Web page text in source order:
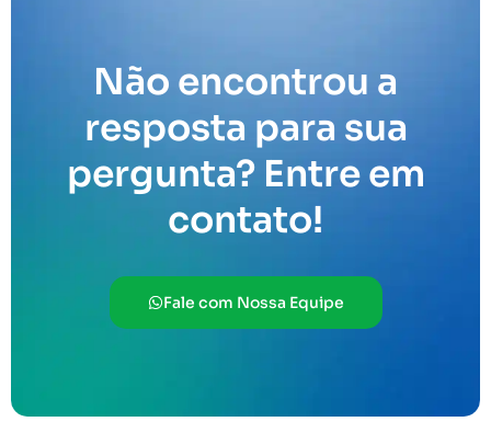
Não encontrou a
resposta para sua
pergunta? Entre em
contato!
Fale com Nossa Equipe